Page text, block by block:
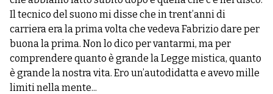
Il tecnico del suono mi disse che in trent’anni di
carriera era la prima volta che vedeva Fabrizio dare per
buona la prima. Non lo dico per vantarmi, ma per
comprendere quanto è grande la Legge mistica, quanto
è grande la nostra vita. Ero un’autodidatta e avevo mille
limiti nella mente...